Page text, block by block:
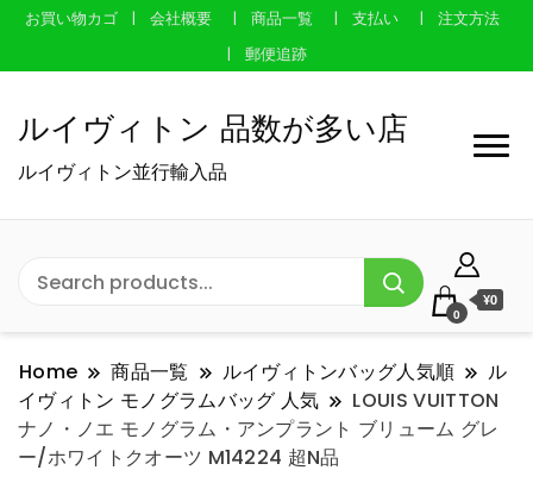
お買い物カゴ 会社概要 商品一覧 支払い
注文方法
郵便追跡
ルイヴィトン 品数が多い店
ルイヴィトン並行輸入品
0
¥0
Home 商品一覧 ルイヴィトンバッグ人気順
ル
イヴィトン モノグラムバッグ 人気
LOUIS VUITTON
ナノ・ノエ モノグラム・アンプラント ブリューム グレ
ー/ホワイトクオーツ M14224 超N品